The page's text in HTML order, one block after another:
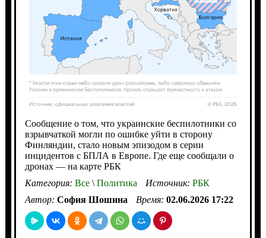
Сообщение о том, что украинские беспилотники со
взрывчаткой могли по ошибке уйти в сторону
Финляндии, стало новым эпизодом в серии
инцидентов с БПЛА в Европе. Где еще сообщали о
дронах — на карте РБК
Категория: Все\Политика Источник: РБК
Автор: София Шошина Время: 02.06.2026 17:22